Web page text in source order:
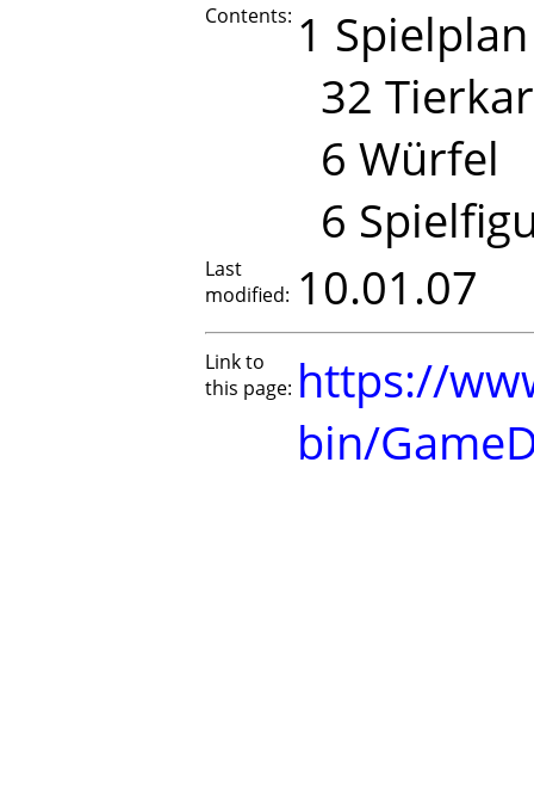
Contents: 1 Spielplan
32
6 Würfel
6
Last
modified: 10.01.07
Link to
this page: https://
bin/